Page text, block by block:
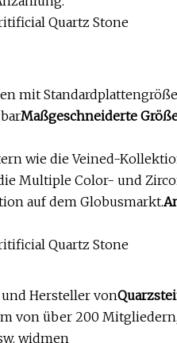
mit
Maßgeschneiderte
wie die Veined-
Multiple Color- und
auf dem Globusmarkt.
Hersteller von
von über 200
widmen